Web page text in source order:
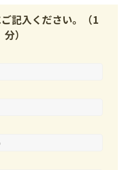
記入ください。（1
分）